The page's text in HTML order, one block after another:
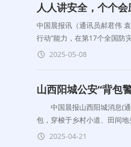
人人讲安全，个个
中国晨报讯（通讯员郝君伟
行动”能力，在第17个全国防
2025-05-08
山西阳城公安“背包
中国晨报山西阳城消息(通
包，穿梭于乡村小道、田间地
2025-04-21